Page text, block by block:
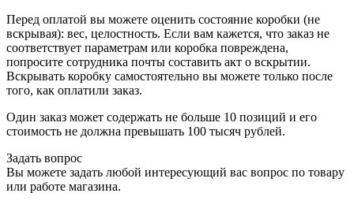
Перед оплатой вы можете оценить состояние коробки (не
вскрывая): вес, целостность. Если вам кажется, что заказ не
соответствует параметрам или коробка повреждена,
попросите сотрудника почты составить акт о вскрытии.
Вскрывать коробку самостоятельно вы можете только после
того, как оплатили заказ.
Один заказ может содержать не больше 10 позиций и его
стоимость не должна превышать 100 тысяч рублей.
Задать вопрос
Вы можете задать любой интересующий вас вопрос по товару
или работе магазина.